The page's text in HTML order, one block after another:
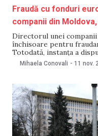
Fraudă cu fonduri
companii din
Directorul unei companii
închisoare pentru
Totodată, instanța a
milioane de lei. În
Mihaela Conovali - 11 nov.